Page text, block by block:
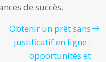
de succès.
Obtenir un prêt sans
justificatif en ligne :
opportunités et